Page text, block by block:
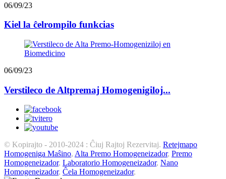
06/09/23
Kiel la ĉelrompilo funkcias
06/09/23
Verstileco de Altpremaj Homogenigiloj...
© Kopirajto - 2010-2024 : Ĉiuj Rajtoj Rezervitaj. Retejmapo
Homogeniga Maŝino, Alta Premo Homogeneizador, Premo
Homogeneizador, Laboratorio Homogeneizador, Nano
Homogeneizador, Ĉela Homogeneizador,